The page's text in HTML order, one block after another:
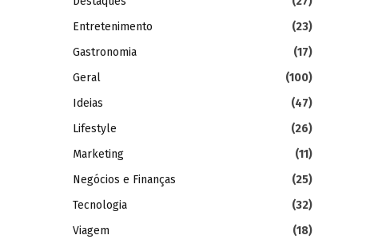
Entretenimento
(23)
Gastronomia
(17)
Geral
(100)
Ideias
(47)
Lifestyle
(26)
Marketing
(11)
Negócios e Finanças
(25)
Tecnologia
(32)
Viagem
(18)